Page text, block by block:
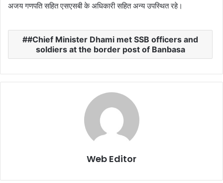
अजय गणपति सहित एसएसबी के अधिकारी सहित अन्य उपस्थित रहे।
#Chief Minister Dhami met SSB officers and
soldiers at the border post of Banbasa
Web Editor